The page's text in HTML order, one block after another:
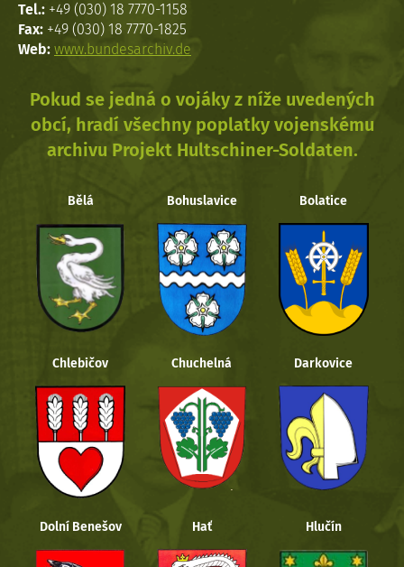
Tel.: +49 (030) 18 7770-1158
Fax: +49 (030) 18 7770-1825
Web: www.bundesarchiv.de
Pokud se jedná o vojáky z níže uvedených
obcí, hradí všechny poplatky vojenskému
archivu Projekt Hultschiner-Soldaten.
Bělá Bohuslavice Bolatice
Chlebičov Chuchelná Darkovice
Dolní Benešov Hať Hlučín